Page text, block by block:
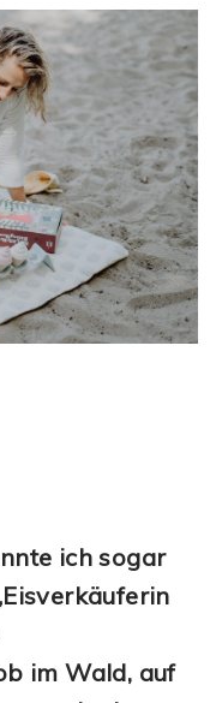
ich sogar
im Wald, auf